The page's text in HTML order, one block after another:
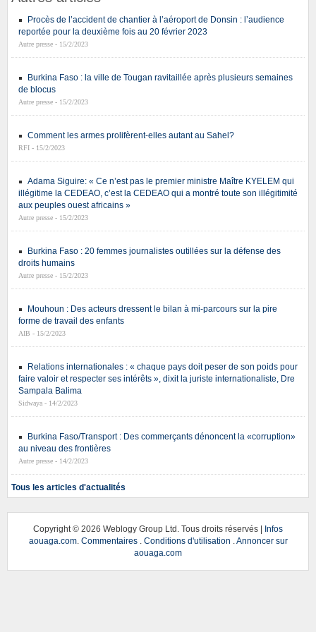
Procès de l’accident de chantier à l’aéroport de Donsin : l’audience
reportée pour la deuxième fois au 20 février 2023
Autre presse - 15/2/2023
Burkina Faso : la ville de Tougan ravitaillée après plusieurs semaines
de blocus
Autre presse - 15/2/2023
Comment les armes prolifèrent-elles autant au Sahel?
RFI - 15/2/2023
Adama Siguire: « Ce n’est pas le premier ministre Maître KYELEM qui
illégitime la CEDEAO, c’est la CEDEAO qui a montré toute son illégitimité
aux peuples ouest africains »
Autre presse - 15/2/2023
Burkina Faso : 20 femmes journalistes outillées sur la défense des
droits humains
Autre presse - 15/2/2023
Mouhoun : Des acteurs dressent le bilan à mi-parcours sur la pire
forme de travail des enfants
AIB - 15/2/2023
Relations internationales : « chaque pays doit peser de son poids pour
faire valoir et respecter ses intérêts », dixit la juriste internationaliste, Dre
Sampala Balima
Sidwaya - 14/2/2023
Burkina Faso/Transport : Des commerçants dénoncent la «corruption»
au niveau des frontières
Autre presse - 14/2/2023
Tous les articles d'actualités
Copyright © 2026 Weblogy Group Ltd. Tous droits réservés | Infos
aouaga.com. Commentaires. Conditions d'utilisation
Annoncer sur
aouaga.com